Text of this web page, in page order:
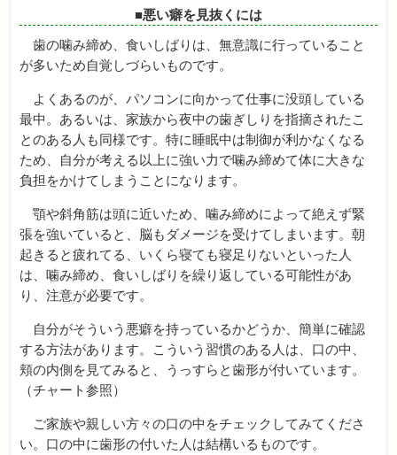
■悪い癖を見抜くには
歯の噛み締め、食いしばりは、無意識に行っていること
が多いため自覚しづらいものです。
よくあるのが、パソコンに向かって仕事に没頭している
最中。あるいは、家族から夜中の歯ぎしりを指摘されたこ
とのある人も同様です。特に睡眠中は制御が利かなくなる
ため、自分が考える以上に強い力で噛み締めて体に大きな
負担をかけてしまうことになります。
顎や斜角筋は頭に近いため、噛み締めによって絶えず緊
張を強いていると、脳もダメージを受けてしまいます。朝
起きると疲れてる、いくら寝ても寝足りないといった人
は、噛み締め、食いしばりを繰り返している可能性があ
り、注意が必要です。
自分がそういう悪癖を持っているかどうか、簡単に確認
する方法があります。こういう習慣のある人は、口の中、
頬の内側を見てみると、うっすらと歯形が付いています。
（チャート参照）
ご家族や親しい方々の口の中をチェックしてみてくださ
い。口の中に歯形の付いた人は結構いるものです。